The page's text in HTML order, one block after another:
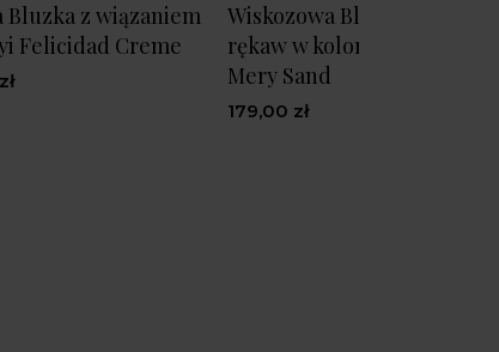
Bluzka z wiązaniem
Felicidad Creme
Wiskozowa Bluzka na długi
rękaw w kolorze piaskowym
Mery Sand
179,00 zł